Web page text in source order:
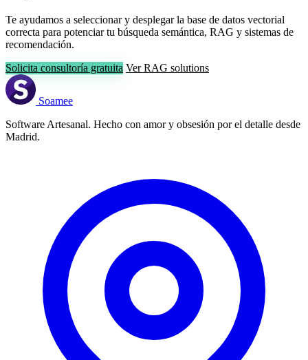
Te ayudamos a seleccionar y desplegar la base de datos vectorial
correcta para potenciar tu búsqueda semántica, RAG y sistemas de
recomendación.
Solicita consultoría gratuita Ver RAG solutions
Soamee
Software Artesanal. Hecho con amor y obsesión por el detalle desde
Madrid.